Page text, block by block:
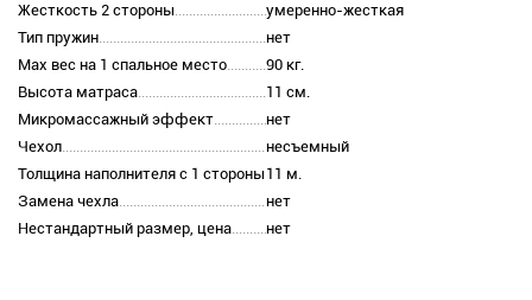
Жесткость 2 стороны
умеренно-жесткая
Тип пружин
нет
Max вес на 1 спальное место
90 кг.
Высота матраса
11 см.
Микромассажный эффект
нет
Чехол
несъемный
Толщина наполнителя с 1 стороны11 м.
Замена чехла
нет
Нестандартный размер, цена
нет